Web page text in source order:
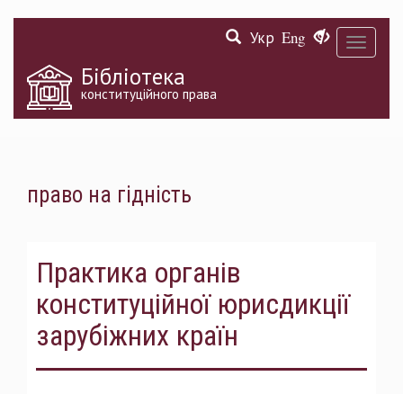
Toggle
Укр Eng
Бібліотека
конституційного права
право на гідність
Практика органів
конституційної юрисдикції
зарубіжних країн